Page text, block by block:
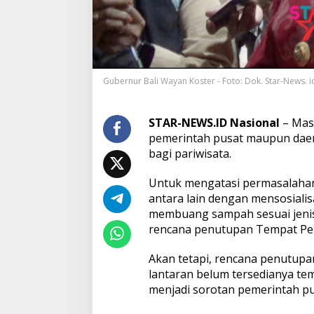
S
m
p
a
h
e
m
p
r
v
B
l
i
u
n
a
Gubernur Bali Wayan Koster - Foto: Dok. Star-News.
STAR-NEWS.ID Nasional –
pemerintah pusat maupun
bagi pariwisata.
Untuk mengatasi
antara lain dengan
membuang sampah sesuai
rencana penutupan Tempat
Akan tetapi, rencana
lantaran belum tersedianya
menjadi sorotan pemerintah